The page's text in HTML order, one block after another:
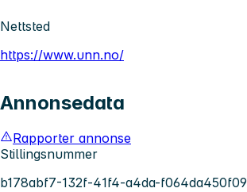
Nettsted
https://www.unn.no/
Annonsedata
Rapporter annonse
Stillingsnummer
b178abf7-132f-41f4-a4da-f064da450f09